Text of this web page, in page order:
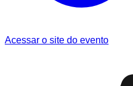
Acessar o site do evento